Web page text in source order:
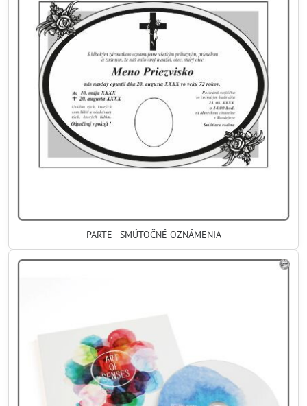
PARTE - SMÚTOČNÉ OZNÁMENIA